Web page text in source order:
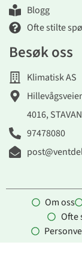
Blogg
Ofte stilte
Besøk oss
Klimatisk AS
4016,
97478080
Om oss
Ofte